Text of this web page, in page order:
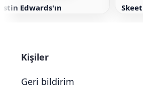
Edwards'ın
Kişiler
Geri bildirim